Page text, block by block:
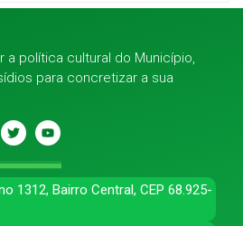
a política cultural do Município,
para concretizar a sua
1312, Bairro Central, CEP 68.925-